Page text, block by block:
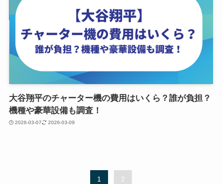
大谷翔平のチャーター機の費用はいくら？誰が負担？
機種や豪華設備も調査！
2026-03-07 2026-03-09
1 2